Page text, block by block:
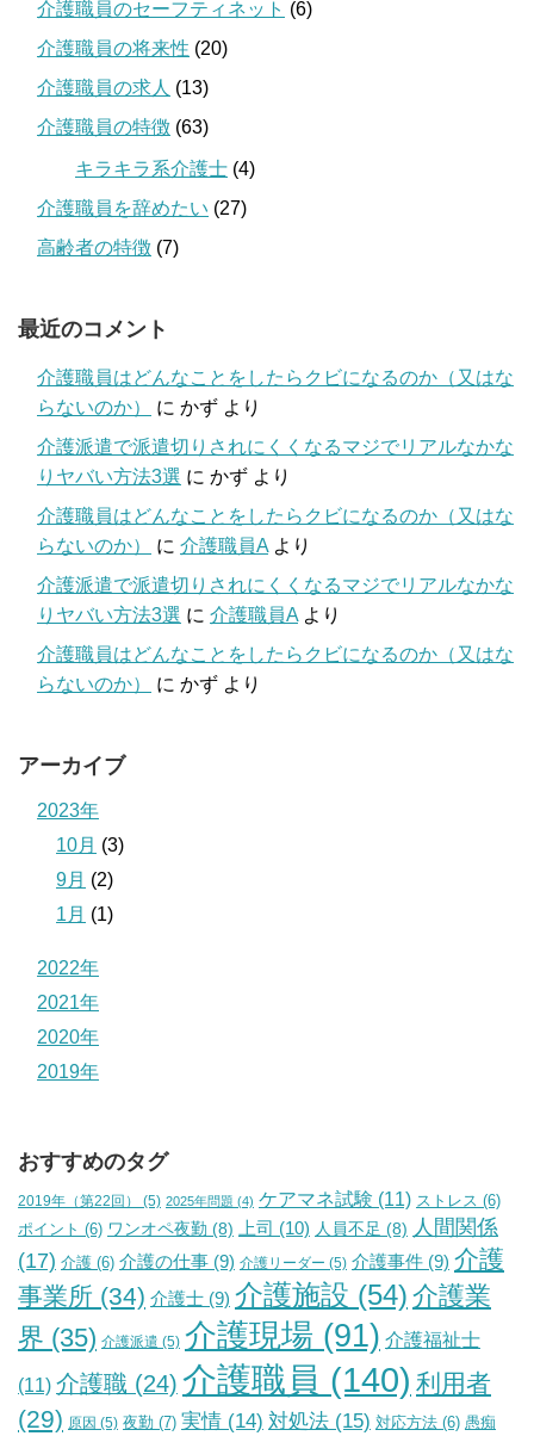
介護職員のセーフティネット (6)
介護職員の将来性 (20)
介護職員の求人 (13)
介護職員の特徴 (63)
キラキラ系介護士 (4)
介護職員を辞めたい (27)
高齢者の特徴 (7)
最近のコメント
介護職員はどんなことをしたらクビになるのか（又はな
らないのか）
に かず より
介護派遣で派遣切りされにくくなるマジでリアルなかな
りヤバい方法3選 に かず より
介護職員はどんなことをしたらクビになるのか（又はな
らないのか）
に 介護職員A より
介護派遣で派遣切りされにくくなるマジでリアルなかな
りヤバい方法3選 に 介護職員A より
介護職員はどんなことをしたらクビになるのか（又はな
らないのか）
に かず より
アーカイブ
2023年
10月 (3)
9月 (2)
1月 (1)
2022年
2021年
2020年
2019年
おすすめのタグ
2019年（第22回） (5) 2025年問題 (4) ケアマネ試験 (11) ストレス (6)
ポイント (6) ワンオペ夜勤 (8) 上司 (10) 人員不足 (8) 人間関係
(17) 介護 (6) 介護の仕事 (9) 介護リーダー (5) 介護事件 (9) 介護
事業所 (34) 介護士 (9) 介護施設 (54) 介護業
界 (35) 介護派遣 (5) 介護現場 (91) 介護福祉士
(11) 介護職 (24) 介護職員 (140) 利用者
(29) 原因 (5) 夜勤 (7) 実情 (14) 対処法 (15) 対応方法 (6) 愚痴